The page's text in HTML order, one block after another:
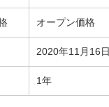
オープン価格
2020年11月16日
1年